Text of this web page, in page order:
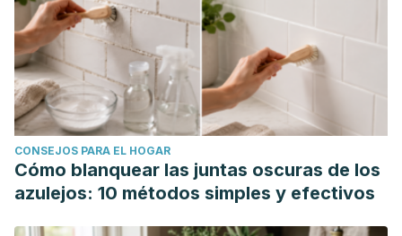
Buckcanan Vargas, Aldair, Karen Fonseca Artavia, and
Fernando Mora López. "Síndrome de Horner: revision de la
literatura."
Medicina Legal de Costa Rica37.1 (2020): 138-
145.
Manrique-Gonzalez, Luis Miguel. "Heterochromia Iridium
Congénita: De clínica al diagnóstico."Revista del Cuerpo
Médico del HNAAA12.2 (2019): 177-177.
CONSEJOS PARA EL HOGAR
Cómo blanquear las juntas oscuras de los
azulejos: 10 métodos simples y efectivos